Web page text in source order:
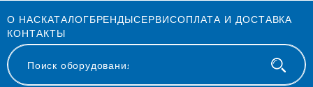
О НАСКАТАЛОГБРЕНДЫСЕРВИСОПЛАТА И ДОСТАВКА
КОНТАКТЫ